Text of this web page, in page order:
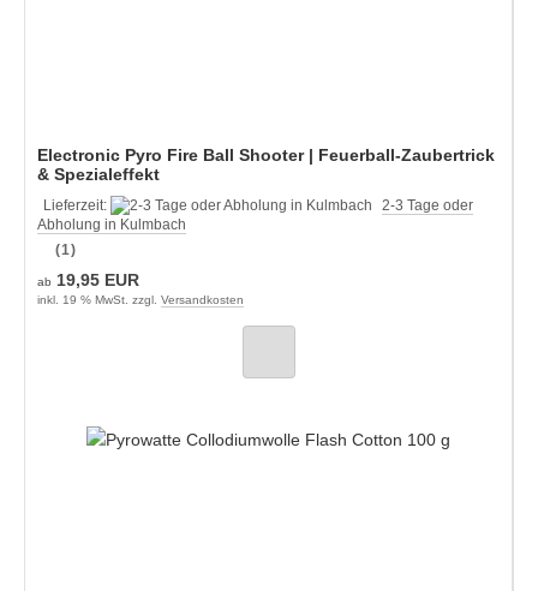
Electronic Pyro Fire Ball Shooter | Feuerball-Zaubertrick
& Spezialeffekt
Lieferzeit:
2-3 Tage oder
Abholung in Kulmbach
(1)
ab 19,95 EUR
inkl. 19 % MwSt. zzgl. Versandkosten